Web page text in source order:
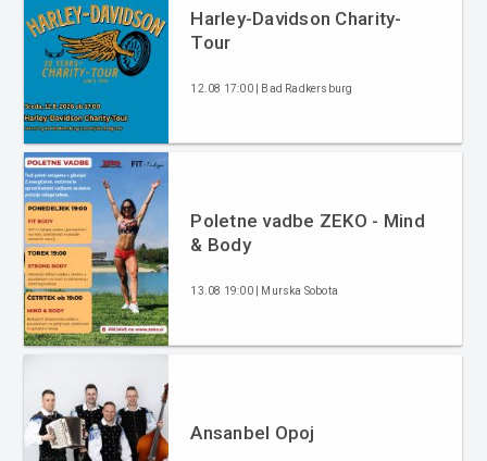
Harley-Davidson Charity-
Tour
12.08 17:00 | Bad Radkersburg
Poletne vadbe ZEKO - Mind
& Body
13.08 19:00 | Murska Sobota
Ansanbel Opoj